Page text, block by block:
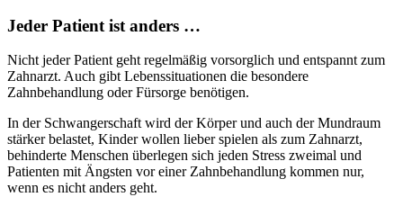
Jeder Patient ist anders …
Nicht jeder Patient geht regelmäßig vorsorglich und entspannt zum
Zahnarzt. Auch gibt Lebenssituationen die besondere
Zahnbehandlung oder Fürsorge benötigen.
In der Schwangerschaft wird der Körper und auch der Mundraum
stärker belastet, Kinder wollen lieber spielen als zum Zahnarzt,
behinderte Menschen überlegen sich jeden Stress zweimal und
Patienten mit Ängsten vor einer Zahnbehandlung kommen nur,
wenn es nicht anders geht.